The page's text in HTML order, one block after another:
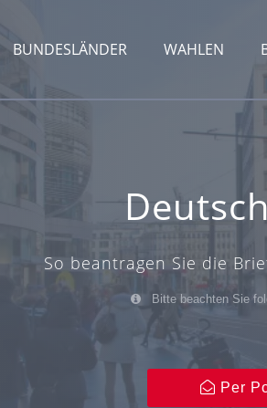
BUNDESLÄNDER WAHLEN
So beantragen Sie die
Bitte beachten Sie
Per